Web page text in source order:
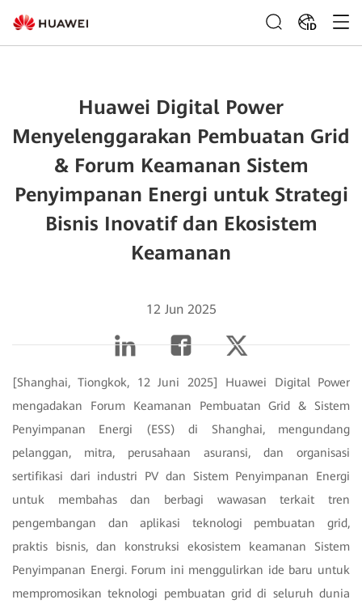
ID
Huawei Digital Power
Menyelenggarakan Pembuatan Grid
& Forum Keamanan Sistem
Penyimpanan Energi untuk Strategi
Bisnis Inovatif dan Ekosistem
Keamanan
12 Jun 2025
[Shanghai, Tiongkok, 12 Juni 2025] Huawei Digital Power
mengadakan Forum Keamanan Pembuatan Grid & Sistem
Penyimpanan Energi (ESS) di Shanghai, mengundang
pelanggan, mitra, perusahaan asuransi, dan organisasi
sertifikasi dari industri PV dan Sistem Penyimpanan Energi
untuk membahas dan berbagi wawasan terkait tren
pengembangan dan aplikasi teknologi pembuatan grid,
praktis bisnis, dan konstruksi ekosistem keamanan Sistem
Penyimpanan Energi. Forum ini menggulirkan ide baru untuk
mempromosikan teknologi pembuatan grid di seluruh dunia